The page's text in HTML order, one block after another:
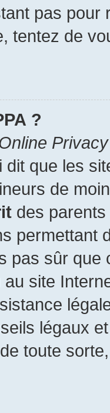
pas pour
tentez de
?
dit que les
de
des parents
permettant
pas sûr
site
légaux
toute